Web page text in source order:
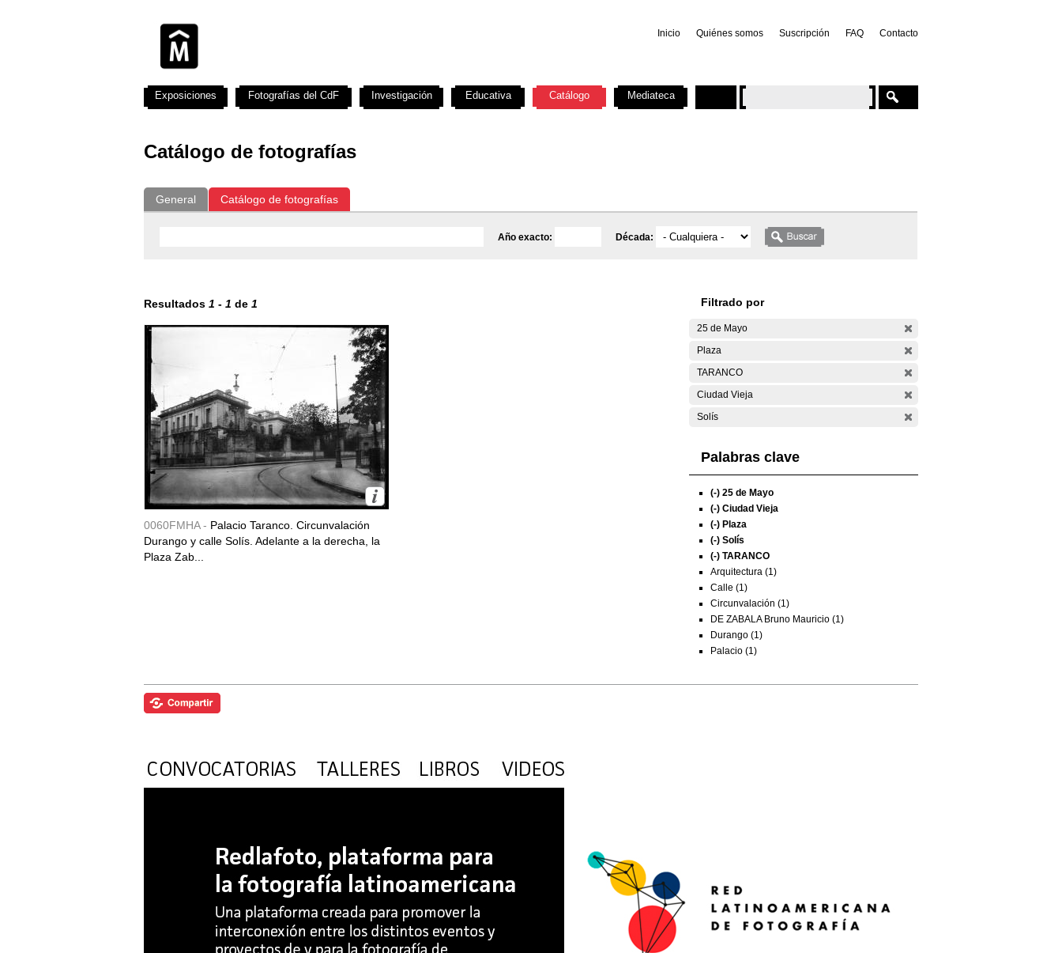
Inicio Quiénes somos Suscripción FAQ Contacto
Catálogo de fotografías
General Catálogo de fotografías
Año exacto: Década:
Resultados 1 - 1 de 1
0060FMHA - Palacio Taranco. Circunvalación
Durango y calle Solís. Adelante a la derecha, la
Plaza Zab...
Filtrado por
25 de Mayo
Plaza
TARANCO
Ciudad Vieja
Solís
Palabras clave
(-) 25 de Mayo
(-) Ciudad Vieja
(-) Plaza
(-) Solís
(-) TARANCO
Arquitectura (1)
Calle (1)
Circunvalación (1)
DE ZABALA Bruno Mauricio (1)
Durango (1)
Palacio (1)
Exposiciones Fotografías del CdF Investigación Educativa Catálogo Mediateca